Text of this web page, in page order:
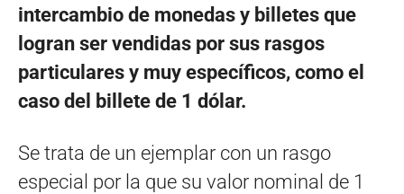
intercambio de monedas y billetes que
logran ser vendidas por sus rasgos
particulares y muy específicos, como el
caso del billete de 1 dólar.
Se trata de un ejemplar con un rasgo
especial por la que su valor nominal de 1